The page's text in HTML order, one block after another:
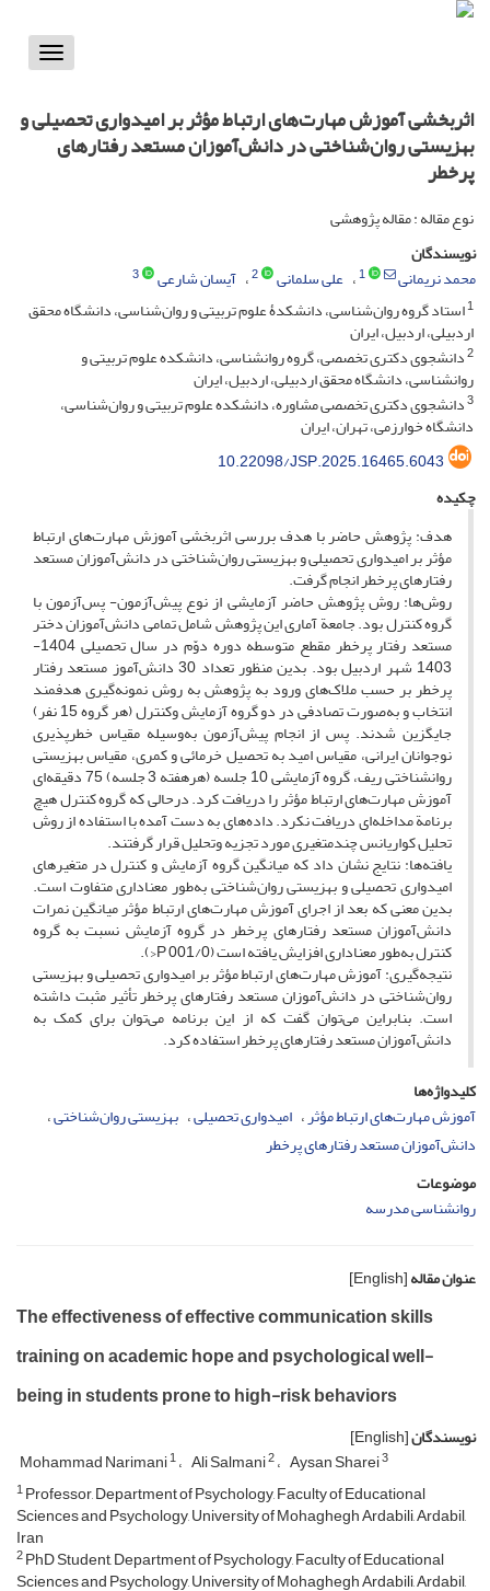
Toggle
اثربخشی آموزش مهارت‌های ارتباط مؤثر بر امیدواری تحصیلی و
بهزیستی روان‌شناختی در دانش‌آموزان مستعد رفتارهای
پرخطر
نوع مقاله : مقاله پژوهشی
نویسندگان
محمد نریمانی
1 علی سلمانی 2 آیسان شارعی
3
1استاد گروه روان‌شناسی، دانشکدۀ علوم تربیتی و روان‌شناسی، دانشگاه محقق
اردبیلی، اردبیل، ایران
2دانشجوی دکتری تخصصی، گروه روانشناسی، دانشکده علوم تربیتی و
روانشناسی، دانشگاه محقق اردبیلی، اردبیل، ایران
3دانشجوی دکتری تخصصی مشاوره، دانشکده علوم تربیتی و روان‌شناسی،
دانشگاه خوارزمی، تهران، ایران
10.22098/JSP.2025.16465.6043
چکیده
هدف: پژوهش حاضر با هدف بررسی اثربخشی آموزش مهارت‌های ارتباط
مؤثر بر امیدواری تحصیلی و بهزیستی روان‌شناختی در دانش‌آموزان مستعد
رفتارهای پرخطر انجام گرفت.
روش‌ها: روش پژوهش حاضر‌ آزمایشی از نوع پیش‌آزمون- پس‌آزمون با
گروه کنترل بود. جامعة آماری این پژوهش شامل تمامی دانش‌آموزان دختر
مستعد رفتار پرخطر مقطع متوسطه دوره دوّم در سال تحصیلی 1404-
1403 شهر اردبیل بود. بدین منظور تعداد 30 دانش‌آموز مستعد رفتار
پرخطر بر حسب ملاک‌های ورود به پژوهش به روش نمونه‌گیری هدفمند
انتخاب و به‌صورت تصادفی در دو گروه آزمایش وکنترل (هر گروه 15 نفر)
جایگزین شدند. پس از انجام پیش‌آزمون به‌وسیله مقیاس خطرپذیری
نوجوانان ایرانی، مقیاس امید به تحصیل خرمائی و کمری، مقیاس بهزیستی
روانشناختی ریف، گروه آزمایشی 10 جلسه (هرهفته 3 جلسه) 75 دقیقه‌ای
آموزش مهارت‌های ارتباط مؤثر را دریافت کرد. درحالی که گروه کنترل هیچ
برنامة مداخله‌ای دریافت نکرد. داده‌های به دست آمده با استفاده از روش
تحلیل کواریانس چندمتغیری مورد تجزیه وتحلیل قرار گرفتند.
یافته‌ها: نتایج نشان داد که میانگین گروه آزمایش و کنترل در متغیرهای
امیدواری تحصیلی و بهزیستی روان‌شناختی به‌طور معناداری متفاوت است.
بدین معنی که بعد از اجرای آموزش مهارت‌های ارتباط مؤثر میانگین نمرات
دانش‌آموزان مستعد رفتارهای پرخطر در گروه آزمایش نسبت به گروه
کنترل به‌طور معناداری افزایش یافته است (001/0 P<).
نتیجه‌گیری: آموزش مهارت‌های ارتباط مؤثر بر امیدواری تحصیلی و بهزیستی
روان‌شناختی در دانش‌آموزان مستعد رفتارهای پرخطر تأثیر مثبت داشته
است. بنابراین می‌توان گفت که از این برنامه می‌توان برای کمک به
دانش‌آموزان مستعد رفتارهای پرخطر استفاده کرد.
کلیدواژه‌ها
آموزش مهارت‌های ارتباط مؤثر امیدواری تحصیلی بهزیستی روان‌شناختی
دانش‌آموزان مستعد رفتارهای پرخطر
موضوعات
روانشناسی مدرسه
عنوان مقاله[English]
The effectiveness of effective communication skills
training on academic hope and psychological well-
being in students prone to high-risk behaviors
نویسندگان[English]
Mohammad Narimani1 Ali Salmani2 Aysan Sharei3
1Professor, Department of Psychology, Faculty of Educational
Sciences and Psychology, University of Mohaghegh Ardabili, Ardabil,
Iran
2PhD Student, Department of Psychology, Faculty of Educational
Sciences and Psychology, University of Mohaghegh Ardabili, Ardabil,